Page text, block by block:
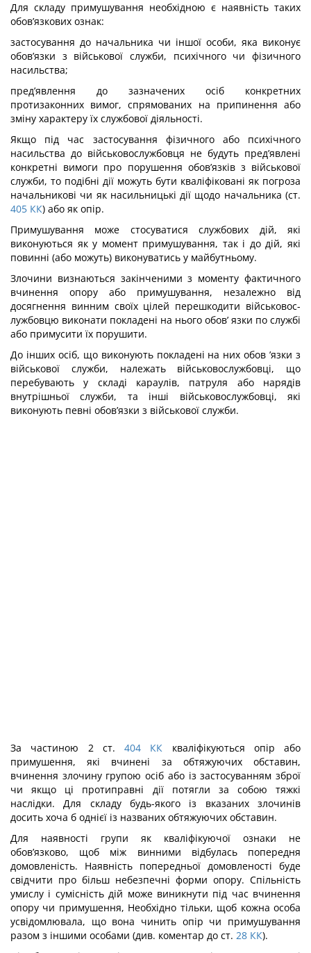
Для складу примушування необхідною є наявність таких
обов’язкових ознак:
застосування до начальника чи іншої особи, яка виконує
обов’язки з військової служби, психічного чи фізичного
насильства;
пред’явлення до зазначених осіб конкретних
протизаконних вимог, спрямованих на припинення або
зміну характеру їх службової діяльності.
Якщо під час застосування фізичного або психічного
насильства до військово­службовця не будуть пред’явлені
конкретні вимоги про порушення обов’язків з вій­ськової
служби, то подібні дії можуть бути кваліфіковані як погроза
начальникові чи як насильницькі дії щодо начальника (ст.
405 КК) або як опір.
Примушування може стосуватися службових дій, які
виконуються як у момент примушування, так і до дій, які
повинні (або можуть) виконуватись у майбутньому.
Злочини визнаються закінченими з моменту фактичного
вчинення опору або примушування, незалежно від
досягнення винним своїх цілей перешкодити військовос­
лужбовцю виконати покладені на нього обов’ язки по службі
або примусити їх порушити.
До інших осіб, що виконують покладені на них обов ’язки з
військової служби, належать військовослужбовці, що
перебувають у складі караулів, патруля або нарядів
внутрішньої служби, та інші військовослужбовці, які
виконують певні обов’язки з військової служби.
За частиною 2 ст. 404 КК кваліфікуються опір або
примушення, які вчинені за обтяжуючих обставин,
вчинення злочину групою осіб або із застосуванням зброї
чи якщо ці протиправні дії потягли за собою тяжкі
наслідки. Для складу будь-якого із вказаних злочинів
досить хоча б однієї із названих обтяжуючих обставин.
Для наявності групи як кваліфікуючої ознаки не
обов’язково, щоб між винними відбулась попередня
домовленість. Наявність попередньої домовленості буде
свідчи­ти про більш небезпечні форми опору. Спільність
умислу і сумісність дій може ви­никнути під час вчинення
опору чи примушення, Необхідно тільки, щоб кожна особа
усвідомлювала, що вона чинить опір чи примушування
разом з іншими особами (див. коментар до ст. 28 КК).